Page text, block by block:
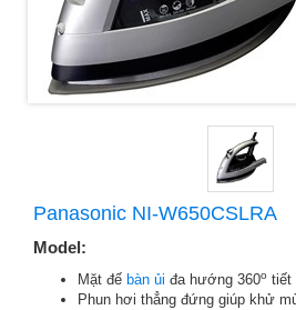
Panasonic NI-W650CSLRA
Model:
Mặt đế bàn ủi đa hướng 360o tiết
Phun hơi thẳng đứng giúp khử